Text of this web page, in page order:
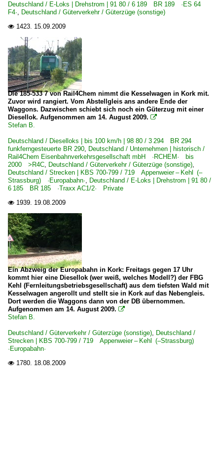
Deutschland / E-Loks | Drehstrom | 91 80 / 6 189 BR 189 ·ES 64
F4·, Deutschland / Güterverkehr / Güterzüge (sonstige)
 1423. 15.09.2009
Die 185-533 7 von Rail4Chem nimmt die Kesselwagen in Kork mit.
Zuvor wird rangiert. Vom Abstellgleis ans andere Ende der
Waggons. Dazwischen schiebt sich noch ein Güterzug mit einer
Diesellok. Aufgenommen am 14. August 2009. 
Stefan B.
Deutschland / Dieselloks | bis 100 km/h | 98 80 / 3 294 BR 294
funkferngesteuerte BR 290, Deutschland / Unternehmen | historisch /
Rail4Chem Eisenbahnverkehrsgesellschaft mbH ·RCHEM· bis
2000 >R4C, Deutschland / Güterverkehr / Güterzüge (sonstige),
Deutschland / Strecken | KBS 700-799 / 719 Appenweier – Kehl (–
Strassburg) ·Europabahn·, Deutschland / E-Loks | Drehstrom | 91 80 /
6 185 BR 185 ·Traxx AC1/2· Private
 1939. 19.08.2009
Ein Abzweig der Europabahn in Kork: Freitags gegen 17 Uhr
kommt hier eine Diesellok (wer weiß, welches Modell?) der FBG
Kehl (Fernleitungsbetriebsgesellschaft) aus dem tiefsten Wald mit
Kesselwagen angerollt und stellt sie in Kork auf das Nebengleis.
Dort werden die Waggons dann von der DB übernommen.
Aufgenommen am 14. August 2009. 
Stefan B.
Deutschland / Güterverkehr / Güterzüge (sonstige), Deutschland /
Strecken | KBS 700-799 / 719 Appenweier – Kehl (–Strassburg)
·Europabahn·
 1780. 18.08.2009